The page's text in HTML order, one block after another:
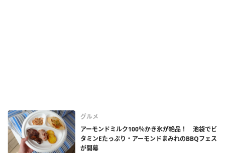
グルメ
アーモンドミルク100％かき氷が絶品！ 池袋でビ
タミンEたっぷり・アーモンドまみれのBBQフェス
が開幕